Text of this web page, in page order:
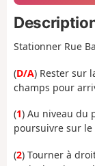
Stationner Rue
(D/A) Rester sur
champs pour
(1) Au niveau du
poursuivre sur
(2) Tourner à